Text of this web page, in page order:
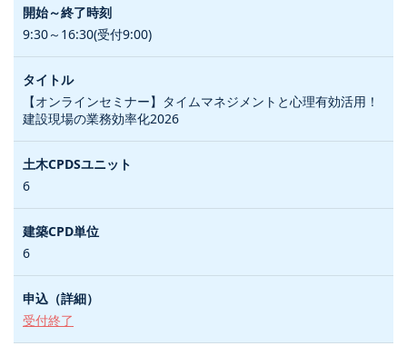
9:30～16:30(受付9:00)
【オンラインセミナー】タイムマネジメントと心理有効活用！
建設現場の業務効率化2026
6
6
受付終了